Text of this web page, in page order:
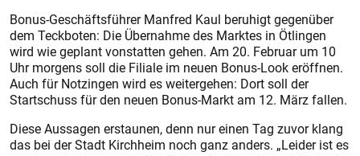
Bonus-Geschäftsführer Manfred Kaul beruhigt gegenüber
dem Teckboten: Die Übernahme des Marktes in Ötlingen
wird wie geplant vonstatten gehen. Am 20. Februar um 10
Uhr morgens soll die Filiale im neuen Bonus-Look eröffnen.
Auch für Notzingen wird es weitergehen: Dort soll der
Startschuss für den neuen Bonus-Markt am 12. März fallen.
Diese Aussagen erstaunen, denn nur einen Tag zuvor klang
das bei der Stadt Kirchheim noch ganz anders. „Leider ist es